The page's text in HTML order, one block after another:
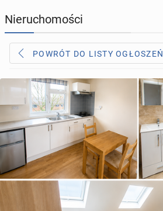
KUPIĘ & SPRZEDAM
TOWARZYSKIE
Nieruchomości
POWRÓT DO LISTY OGŁOSZEŃ